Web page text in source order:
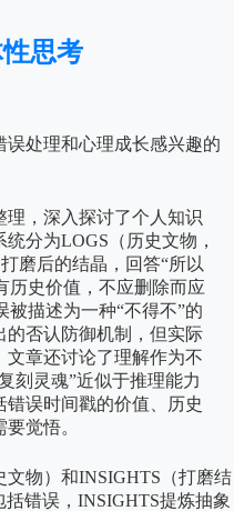
思考
误处理和心理成长感兴趣的
理，深入探讨了个人知识
分为LOGS（历史文物，
磨后的结晶，回答“所以
历史价值，不应删除而应
描述为一种“不得不”的
的否认防御机制，但实际
章还讨论了理解作为不
刻灵魂”近似于推理能力
误时间戳的价值、历史
觉悟。
文物）和INSIGHTS（打磨结
错误，INSIGHTS提炼抽象